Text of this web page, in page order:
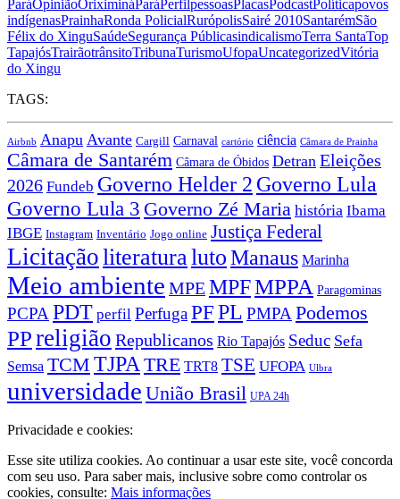
ParáOpiniãoOriximináParáPerfilpessoasPlacasPodcastPolíticapovos
indígenasPrainhaRonda PolicialRurópolisSairé 2010SantarémSão
Félix do XinguSaúdeSegurança PúblicasindicalismoTerra SantaTop
TapajósTrairãotrânsitoTribunaTurismoUfopaUncategorizedVitória
do Xingu
TAGS:
Airbnb Anapu Avante Cargill Carnaval cartório ciência Câmara de Prainha
Câmara de Santarém Câmara de Óbidos Detran Eleições
2026 Fundeb Governo Helder 2 Governo Lula
Governo Lula 3 Governo Zé Maria história Ibama
IBGE Instagram Inventário Jogo online Justiça Federal
LicitaçãoliteraturalutoManaus Marinha
Meio ambiente MPEMPFMPPA Paragominas
PCPA PDT perfil PerfugaPFPL PMPA Podemos
PPreligião Republicanos Rio Tapajós Seduc Sefa
Semsa TCM TJPA TRE TRT8 TSE UFOPA Ulbra
universidade União Brasil UPA 24h
Privacidade e cookies:
Esse site utiliza cookies. Ao continuar a usar este site, você concorda
com seu uso. Para saber mais, inclusive sobre como controlar os
cookies, consulte: Mais informações